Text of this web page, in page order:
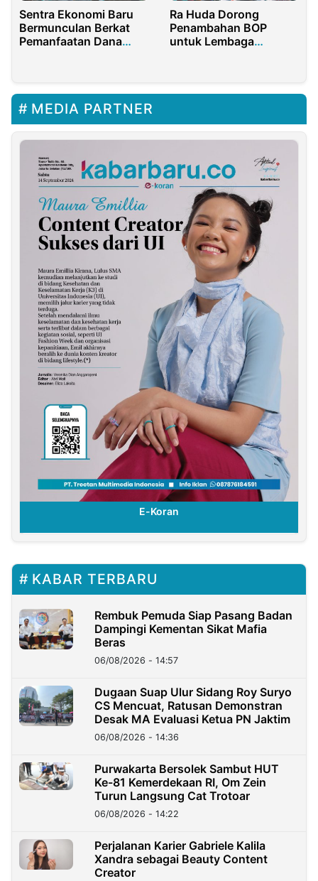
Sentra Ekonomi Baru
Bermunculan Berkat
Pemanfaatan Dana
Ra Huda Dorong
Penambahan BOP
untuk Lembaga
MEDIA PARTNER
E-Koran
KABAR TERBARU
Rembuk Pemuda Siap Pasang Badan
Dampingi Kementan Sikat Mafia
Beras
06/08/2026 - 14:57
Dugaan Suap Ulur Sidang Roy Suryo
CS Mencuat, Ratusan Demonstran
Desak MA Evaluasi Ketua PN Jaktim
06/08/2026 - 14:36
Purwakarta Bersolek Sambut HUT
Ke-81 Kemerdekaan RI, Om Zein
Turun Langsung Cat Trotoar
06/08/2026 - 14:22
Perjalanan Karier Gabriele Kalila
Xandra sebagai Beauty Content
Creator